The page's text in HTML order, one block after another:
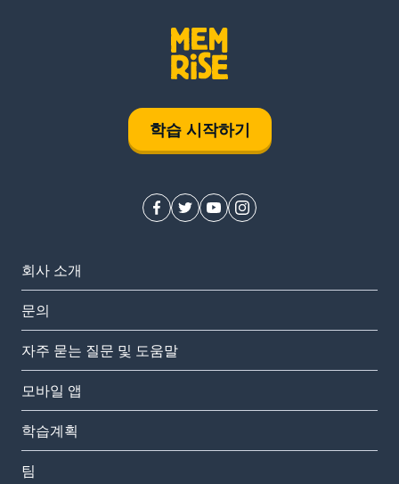
학습 시작하기
회사 소개
문의
자주 묻는 질문 및 도움말
모바일 앱
학습계획
팀